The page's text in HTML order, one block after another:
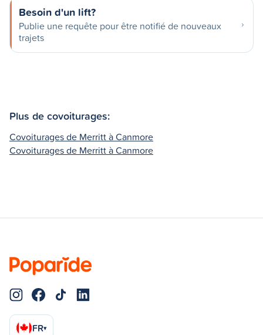
Besoin d'un lift?
Publie une requête pour être notifié de nouveaux
trajets
Plus de covoiturages:
Covoiturages de Merritt à Canmore
Covoiturages de Merritt à Canmore
FR▾